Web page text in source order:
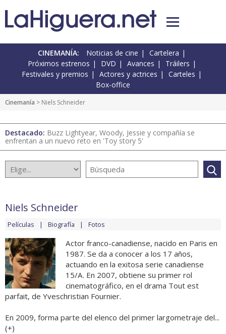
CINEMANÍA: Noticias de cine
Cartelera
Próximos estrenos
DVD Avances
Tráilers
Festivales y premios
Actores y actrices
Carteles
Box-office
Cinemanía > Niels Schneider
Destacado: Buzz Lightyear, Woody, Jessie y compañía se
enfrentan a un nuevo reto en 'Toy story 5'
Niels Schneider
Películas Biografía Fotos
Actor franco-canadiense, nacido en Paris en
1987. Se da a conocer a los 17 años,
actuando en la exitosa serie canadiense
15/A. En 2007, obtiene su primer rol
cinematográfico, en el drama Tout est
parfait, de Yveschristian Fournier.
En 2009, forma parte del elenco del primer largometraje del...
(+)